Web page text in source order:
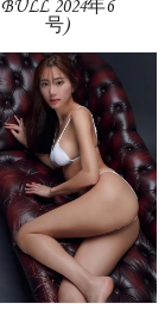
BULL 2024年6
号)